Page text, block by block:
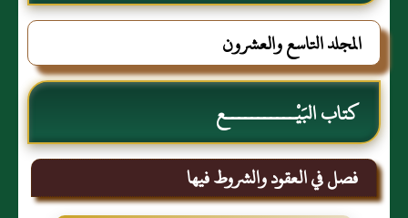
المجلد التاسع والعشرون
كتاب البَيْـــــــــــع
فصل في العقود والشروط فيها